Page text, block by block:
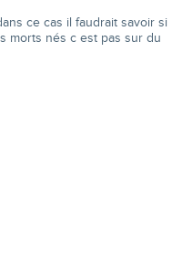
ce cas il faudrait savoir si
morts nés c est pas sur du